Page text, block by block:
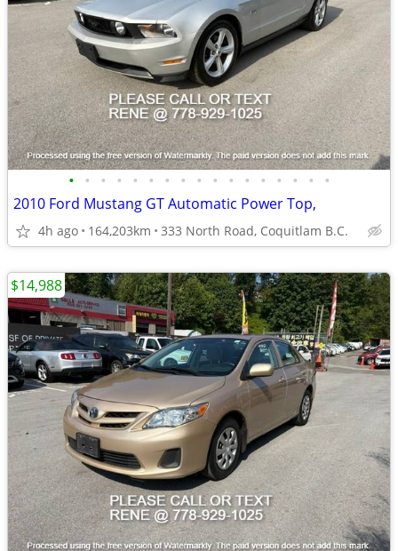
• • • • • • • • • • • • • • • • •
2010 Ford Mustang GT Automatic Power Top,
4h ago 164,203km 333 North Road, Coquitlam B.C.
$14,988